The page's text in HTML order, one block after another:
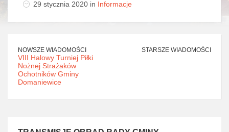
29 stycznia 2020 in Informacje
NOWSZE WIADOMOŚCI
VIII Halowy Turniej Piłki
Nożnej Strażaków
Ochotników Gminy
Domaniewice
STARSZE WIADOMOŚCI